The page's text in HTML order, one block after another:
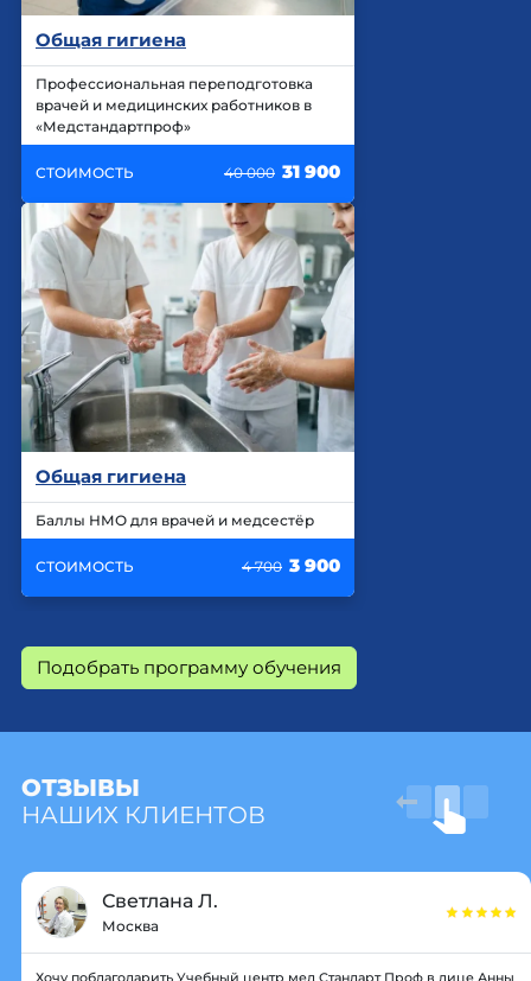
Общая гигиена
Профессиональная переподготовка
врачей и медицинских работников в
«Медстандартпроф»
СТОИМОСТЬ 40 000 31 900
Общая гигиена
Баллы НМО для врачей и медсестёр
СТОИМОСТЬ 4 700 3 900
Подобрать программу обучения
ОТЗЫВЫ
НАШИХ КЛИЕНТОВ
Светлана Л.
Москва